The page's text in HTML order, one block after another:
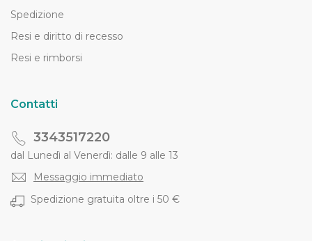
Spedizione
Resi e diritto di recesso
Resi e rimborsi
Contatti
3343517220
dal Lunedì al Venerdì: dalle 9 alle 13
Messaggio immediato
Spedizione gratuita oltre i 50 €